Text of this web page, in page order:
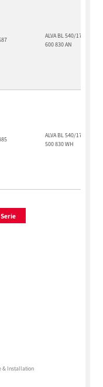
ALVA BL 540/170 TR
600 830 AN
ALVA BL 540/170 OP
500 830 WH
& Installation